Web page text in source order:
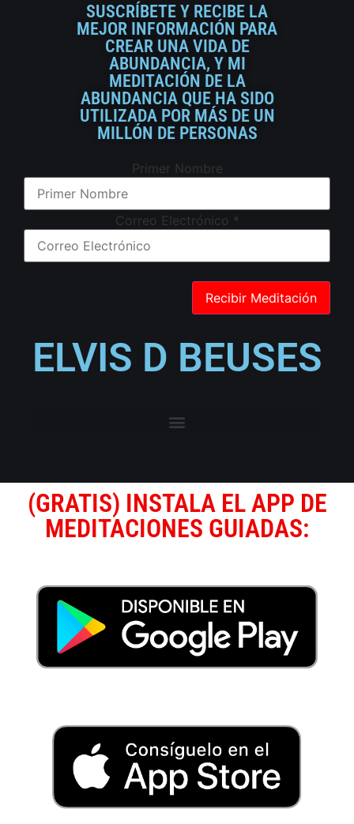
SUSCRÍBETE Y RECIBE LA
MEJOR INFORMACIÓN PARA
CREAR UNA VIDA DE
ABUNDANCIA, Y MI
MEDITACIÓN DE LA
ABUNDANCIA QUE HA SIDO
UTILIZADA POR MÁS DE UN
MILLÓN DE PERSONAS
Primer Nombre
Correo Electrónico *
ELVIS D BEUSES
(GRATIS) INSTALA EL APP DE
MEDITACIONES GUIADAS: